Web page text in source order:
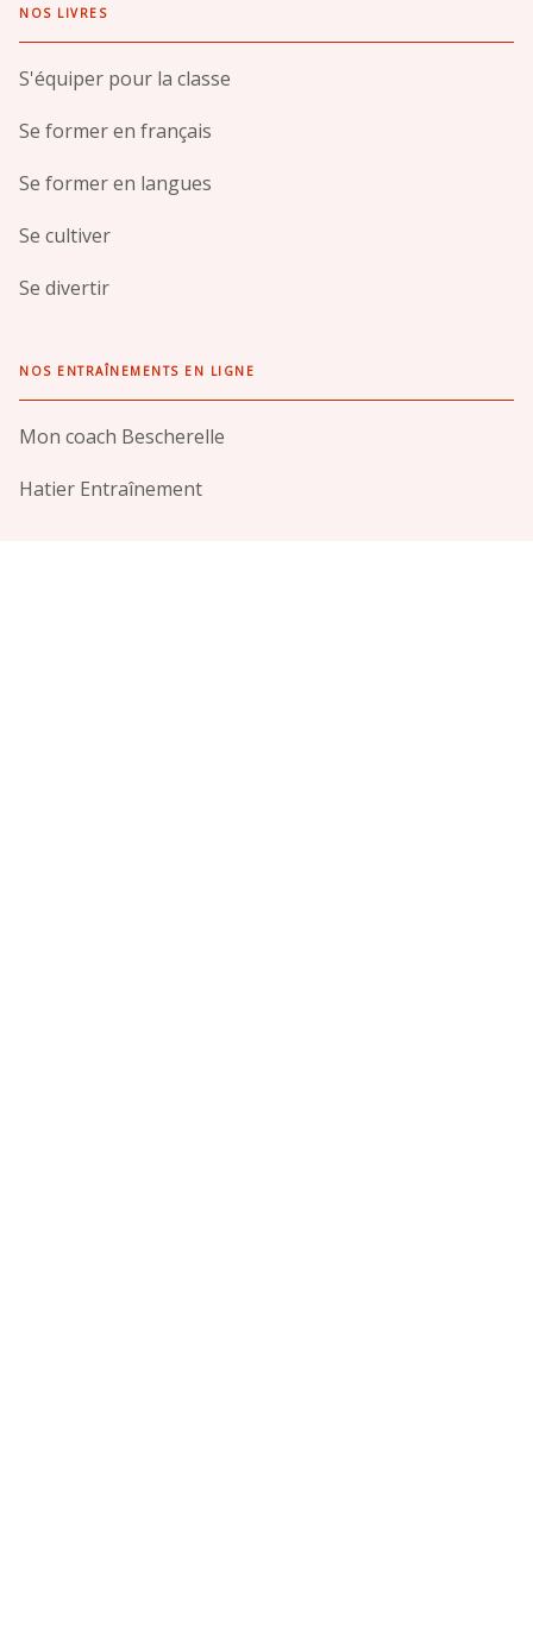
NOS LIVRES
S'équiper pour la classe
Se former en français
Se former en langues
Se cultiver
Se divertir
NOS ENTRAÎNEMENTS EN LIGNE
Mon coach Bescherelle
Hatier Entraînement